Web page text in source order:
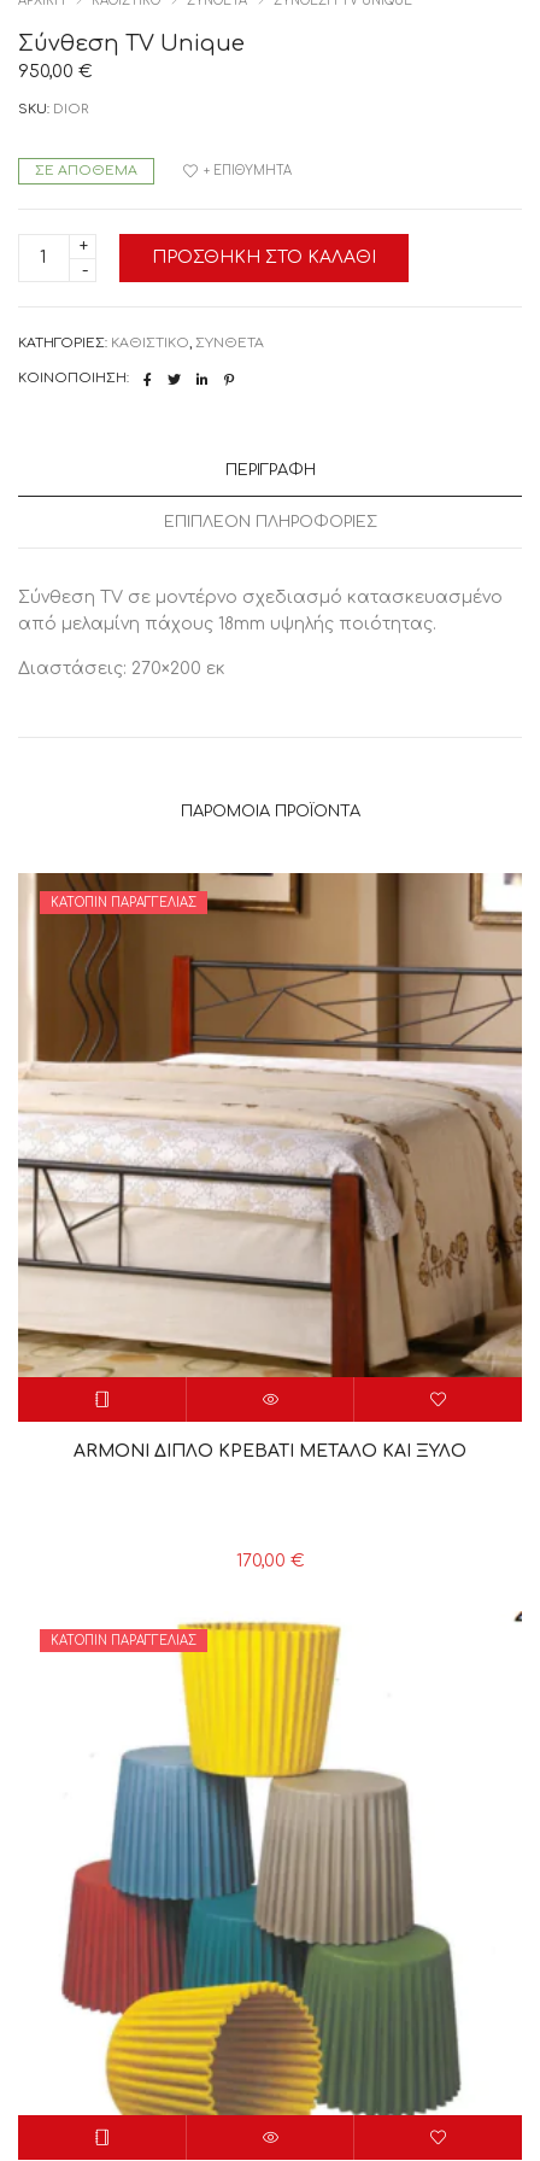
Σύνθεση TV Unique
950,00 €
SKU: DIOR
ΣΕ ΑΠΌΘΕΜΑ
Σύνθεση
ΠΡΟΣΘΉΚΗ ΣΤΟ ΚΑΛΆΘΙ
+ ΕΠΙΘΥΜΗΤΆ
ΚΑΤΗΓΟΡΊΕΣ: ΚΑΘΙΣΤΙΚΟ, ΣΥΝΘΕΤΑ
ΚΟΙΝΟΠΟΊΗΣΗ:
ΠΕΡΙΓΡΑΦΉ
ΕΠΙΠΛΈΟΝ ΠΛΗΡΟΦΟΡΊΕΣ
Σύνθεση TV σε μοντέρνο σχεδιασμό κατασκευασμένο
από μελαμίνη πάχους 18mm υψηλής ποιότητας.
Διαστάσεις: 270×200 εκ
ΠΑΡΌΜΟΙΑ ΠΡΟΪΌΝΤΑ
ΚΑΤΌΠΙΝ ΠΑΡΑΓΓΕΛΊΑΣ
ARMONI ΔΙΠΛΟ ΚΡΕΒΑΤΙ ΜΕΤΑΛΟ ΚΑΙ ΞΥΛΟ
170,00 €
ΚΑΤΌΠΙΝ ΠΑΡΑΓΓΕΛΊΑΣ